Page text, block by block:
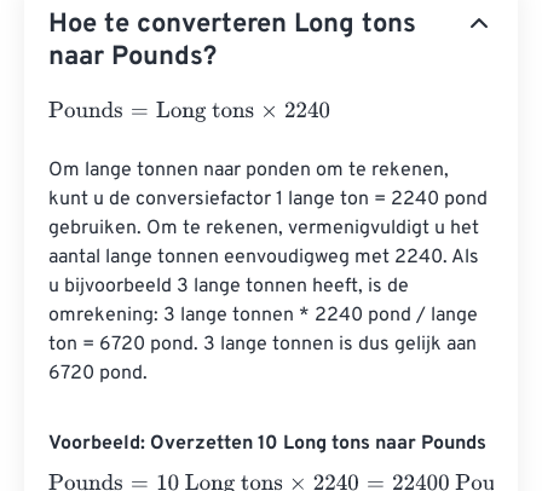
Hoe te converteren Long tons
naar Pounds?
Pounds= Long tons×2240
Om lange tonnen naar ponden om te rekenen,
kunt u de conversiefactor 1 lange ton = 2240 pond
gebruiken. Om te rekenen, vermenigvuldigt u het
aantal lange tonnen eenvoudigweg met 2240. Als
u bijvoorbeeld 3 lange tonnen heeft, is de
omrekening: 3 lange tonnen * 2240 pond / lange
ton = 6720 pond. 3 lange tonnen is dus gelijk aan
6720 pond.
Voorbeeld: Overzetten 10 Long tons naar Pounds
Pounds= 10 Long tons ×2240= 22400 Pounds